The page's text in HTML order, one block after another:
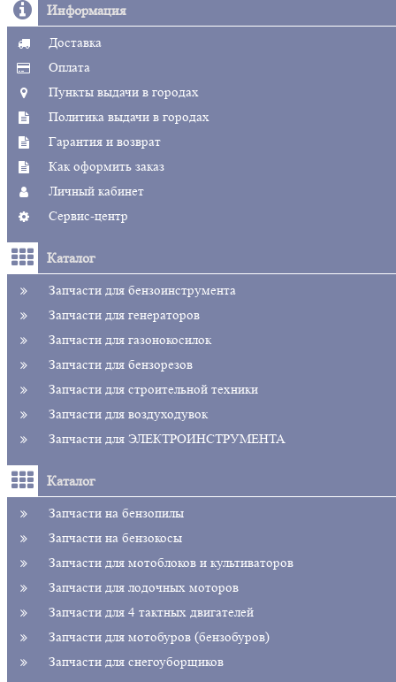
Информация
Доставка
Оплата
Пункты выдачи в городах
Политика выдачи в городах
Гарантия и возврат
Как оформить заказ
Личный кабинет
Сервис-центр
Каталог
Запчасти для бензоинструмента
Запчасти для генераторов
Запчасти для газонокосилок
Запчасти для бензорезов
Запчасти для строительной техники
Запчасти для воздуходувок
Запчасти для ЭЛЕКТРОИНСТРУМЕНТА
Каталог
Запчасти на бензопилы
Запчасти на бензокосы
Запчасти для мотоблоков и культиваторов
Запчасти для лодочных моторов
Запчасти для 4 тактных двигателей
Запчасти для мотобуров (бензобуров)
Запчасти для снегоуборщиков